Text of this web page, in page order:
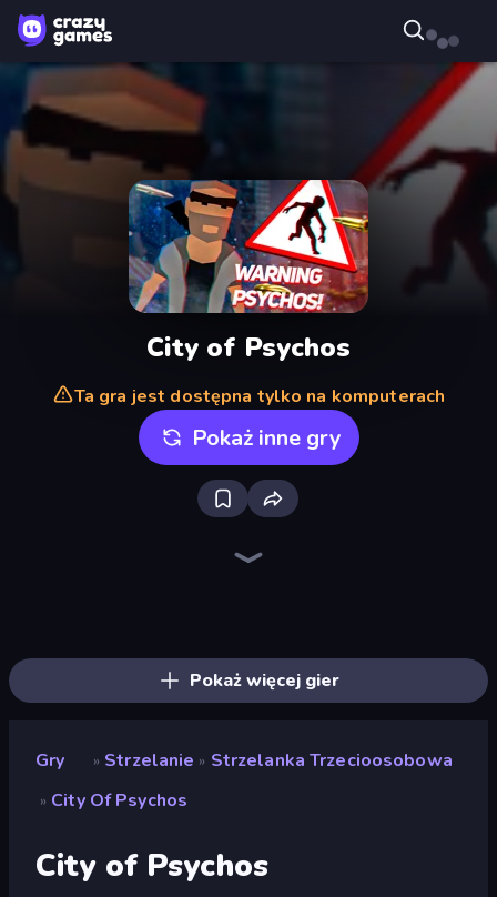
City of Psychos
Ta gra jest dostępna tylko na komputerach
Pokaż inne gry
Pokaż więcej gier
Gry » Strzelanie » Strzelanka Trzecioosobowa
» City Of Psychos
City of Psychos